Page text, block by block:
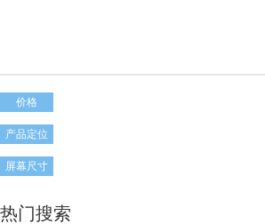
价格
产品定位
屏幕尺寸
热门搜索